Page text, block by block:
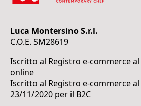
Luca Montersino S.r.l.
C.O.E. SM28619
Iscritto al Registro e-commerce al
online
Iscritto al Registro e-commerce al
23/11/2020 per il B2C